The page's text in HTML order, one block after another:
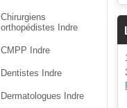
Chirurgiens
orthopédistes Indre
CMPP Indre
Dentistes Indre
Dermatologues Indre